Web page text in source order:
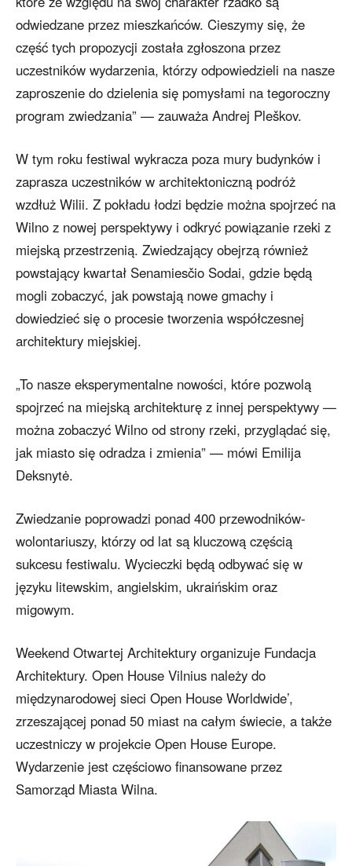
odwiedzane przez mieszkańców. Cieszymy się, że
część tych propozycji została zgłoszona przez
uczestników wydarzenia, którzy odpowiedzieli na nasze
zaproszenie do dzielenia się pomysłami na tegoroczny
program zwiedzania” — zauważa Andrej Pleškov.
W tym roku festiwal wykracza poza mury budynków i
zaprasza uczestników w architektoniczną podróż
wzdłuż Wilii. Z pokładu łodzi będzie można spojrzeć na
Wilno z nowej perspektywy i odkryć powiązanie rzeki z
miejską przestrzenią. Zwiedzający obejrzą również
powstający kwartał Senamiesčio Sodai, gdzie będą
mogli zobaczyć, jak powstają nowe gmachy i
dowiedzieć się o procesie tworzenia współczesnej
architektury miejskiej.
„To nasze eksperymentalne nowości, które pozwolą
spojrzeć na miejską architekturę z innej perspektywy —
można zobaczyć Wilno od strony rzeki, przyglądać się,
jak miasto się odradza i zmienia” — mówi Emilija
Deksnytė.
Zwiedzanie poprowadzi ponad 400 przewodników-
wolontariuszy, którzy od lat są kluczową częścią
sukcesu festiwalu. Wycieczki będą odbywać się w
języku litewskim, angielskim, ukraińskim oraz
migowym.
Weekend Otwartej Architektury organizuje Fundacja
Architektury. Open House Vilnius należy do
międzynarodowej sieci Open House Worldwide’,
zrzeszającej ponad 50 miast na całym świecie, a także
uczestniczy w projekcie Open House Europe.
Wydarzenie jest częściowo finansowane przez
Samorząd Miasta Wilna.